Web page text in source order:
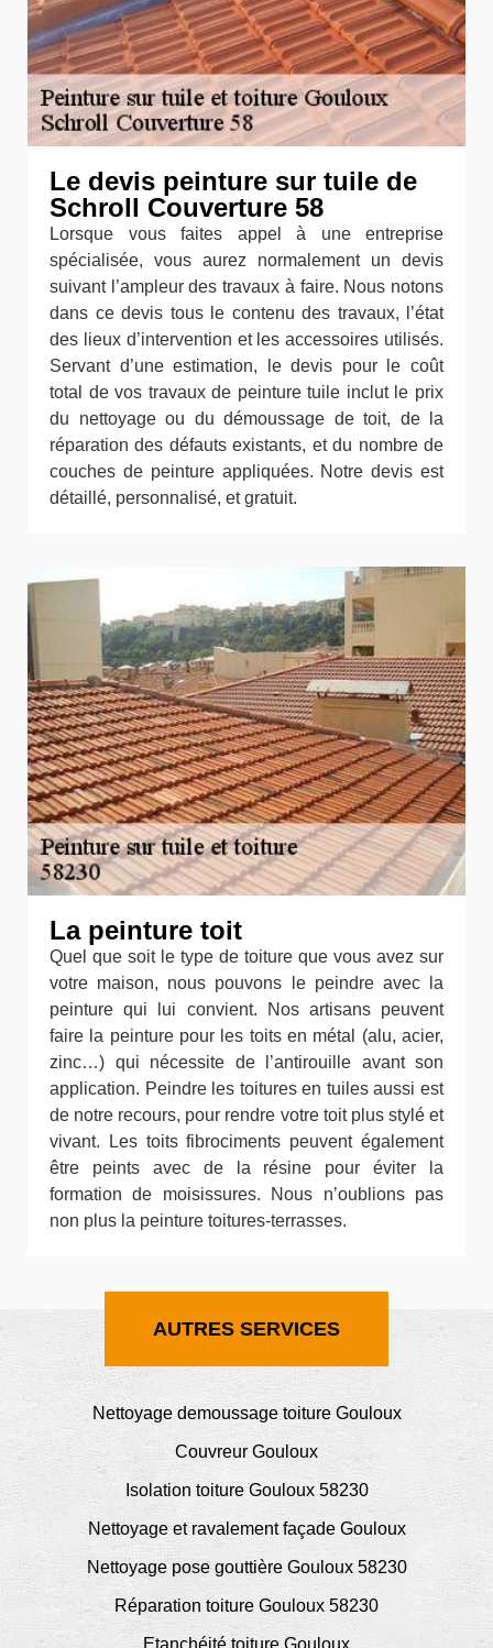
Le devis peinture sur tuile de
Schroll Couverture 58
Lorsque vous faites appel à une entreprise
spécialisée, vous aurez normalement un devis
suivant l’ampleur des travaux à faire. Nous notons
dans ce devis tous le contenu des travaux, l’état
des lieux d’intervention et les accessoires utilisés.
Servant d’une estimation, le devis pour le coût
total de vos travaux de peinture tuile inclut le prix
du nettoyage ou du démoussage de toit, de la
réparation des défauts existants, et du nombre de
couches de peinture appliquées. Notre devis est
détaillé, personnalisé, et gratuit.
La peinture toit
Quel que soit le type de toiture que vous avez sur
votre maison, nous pouvons le peindre avec la
peinture qui lui convient. Nos artisans peuvent
faire la peinture pour les toits en métal (alu, acier,
zinc…) qui nécessite de l’antirouille avant son
application. Peindre les toitures en tuiles aussi est
de notre recours, pour rendre votre toit plus stylé et
vivant. Les toits fibrociments peuvent également
être peints avec de la résine pour éviter la
formation de moisissures. Nous n’oublions pas
non plus la peinture toitures-terrasses.
AUTRES SERVICES
Nettoyage demoussage toiture Gouloux
Couvreur Gouloux
Isolation toiture Gouloux 58230
Nettoyage et ravalement façade Gouloux
Nettoyage pose gouttière Gouloux 58230
Réparation toiture Gouloux 58230